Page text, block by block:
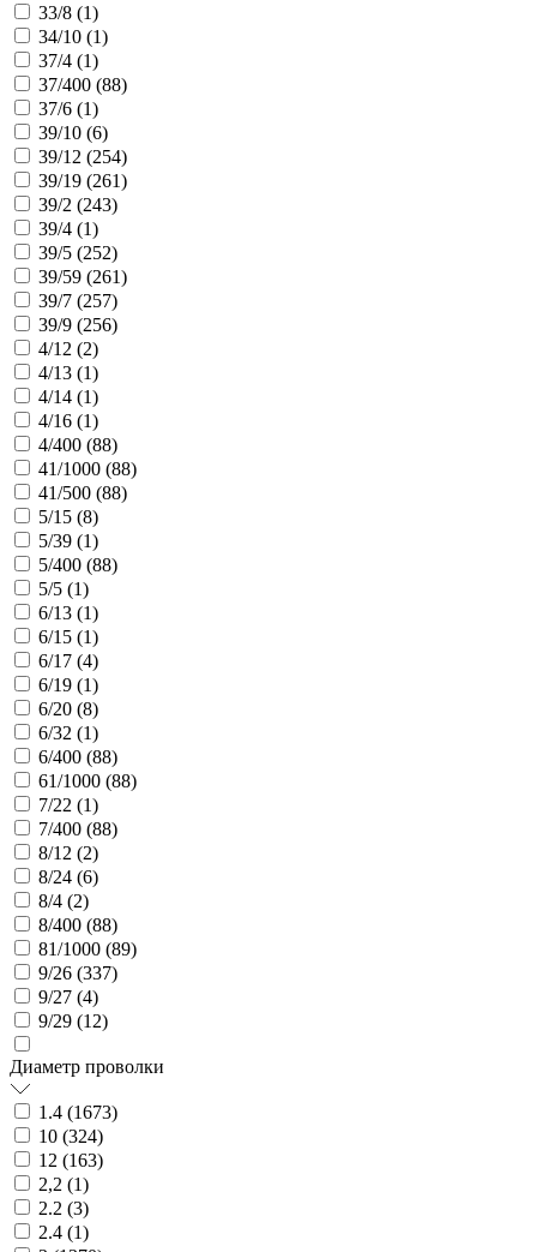
33/8 (1)
34/10 (1)
37/4 (1)
37/400 (88)
37/6 (1)
39/10 (6)
39/12 (254)
39/19 (261)
39/2 (243)
39/4 (1)
39/5 (252)
39/59 (261)
39/7 (257)
39/9 (256)
4/12 (2)
4/13 (1)
4/14 (1)
4/16 (1)
4/400 (88)
41/1000 (88)
41/500 (88)
5/15 (8)
5/39 (1)
5/400 (88)
5/5 (1)
6/13 (1)
6/15 (1)
6/17 (4)
6/19 (1)
6/20 (8)
6/32 (1)
6/400 (88)
61/1000 (88)
7/22 (1)
7/400 (88)
8/12 (2)
8/24 (6)
8/4 (2)
8/400 (88)
81/1000 (89)
9/26 (337)
9/27 (4)
9/29 (12)
Диаметр проволки
1.4 (1673)
10 (324)
12 (163)
2,2 (1)
2.2 (3)
2.4 (1)